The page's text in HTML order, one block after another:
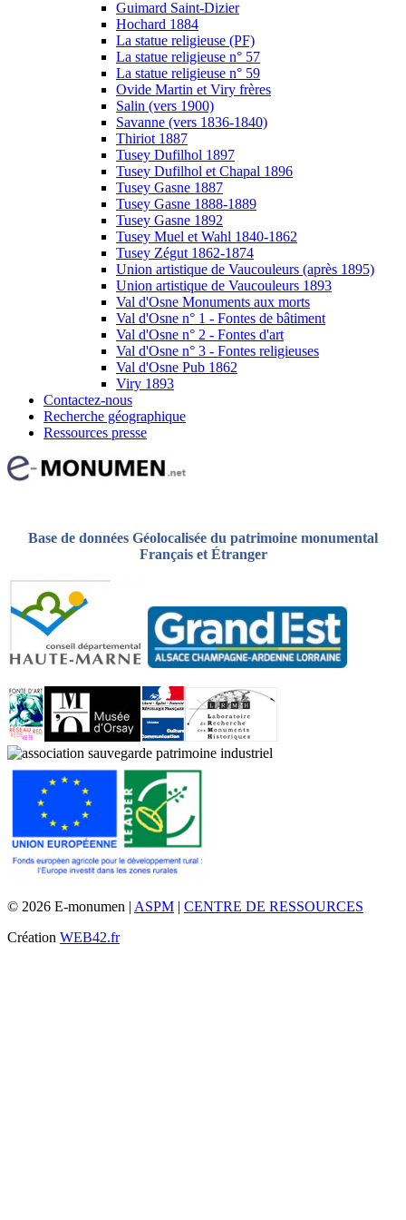
Guimard Saint-Dizier
Hochard 1884
La statue religieuse (PF)
La statue religieuse n° 57
La statue religieuse n° 59
Ovide Martin et Viry frères
Salin (vers 1900)
Savanne (vers 1836-1840)
Thiriot 1887
Tusey Dufilhol 1897
Tusey Dufilhol et Chapal 1896
Tusey Gasne 1887
Tusey Gasne 1888-1889
Tusey Gasne 1892
Tusey Muel et Wahl 1840-1862
Tusey Zégut 1862-1874
Union artistique de Vaucouleurs (après 1895)
Union artistique de Vaucouleurs 1893
Val d'Osne Monuments aux morts
Val d'Osne n° 1 - Fontes de bâtiment
Val d'Osne n° 2 - Fontes d'art
Val d'Osne n° 3 - Fontes religieuses
Val d'Osne Pub 1862
Viry 1893
Contactez-nous
Recherche géographique
Ressources presse
Base de données Géolocalisée du patrimoine monumental
Français et Étranger
© 2026 E-monumen | ASPM | CENTRE DE RESSOURCES
Création WEB42.fr